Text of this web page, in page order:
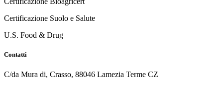
Certificazione Suolo e Salute
U.S. Food & Drug
Contatti
C/da Mura di, Crasso, 88046 Lamezia Terme CZ